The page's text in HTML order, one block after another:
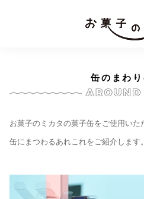
缶のまわり
お菓子のミカタの菓子缶をご使用い
缶にまつわるあれこれをご紹介します。